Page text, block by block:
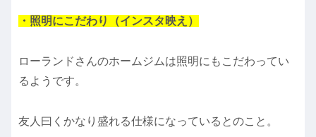
・照明にこだわり（インスタ映え）
ローランドさんのホームジムは照明にもこだわってい
るようです。
友人曰くかなり盛れる仕様になっているとのこと。